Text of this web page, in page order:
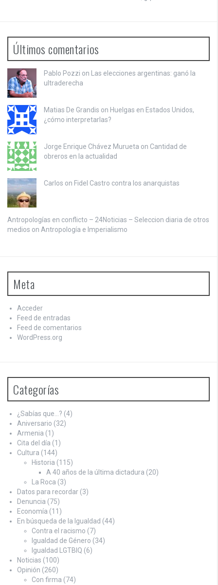
Últimos comentarios
Pablo Pozzi on Las elecciones argentinas: ganó la
ultraderecha
Matias De Grandis on Huelgas en Estados Unidos,
¿cómo interpretarlas?
Jorge Enrique Chávez Murueta on Cantidad de
obreros en la actualidad
Carlos on Fidel Castro contra los anarquistas
Antropologías en conflicto – 24Noticias – Seleccion diaria de otros
medios on Antropología e Imperialismo
Meta
Acceder
Feed de entradas
Feed de comentarios
WordPress.org
Categorías
¿Sabías que…? (4)
Aniversario (32)
Armenia (1)
Cita del día (1)
Cultura (144)
Historia (115)
A 40 años de la última dictadura (20)
La Roca (3)
Datos para recordar (3)
Denuncia (75)
Economía (11)
En búsqueda de la Igualdad (44)
Contra el racismo (7)
Igualdad de Género (34)
Igualdad LGTBIQ (6)
Noticias (100)
Opinión (260)
Con firma (74)